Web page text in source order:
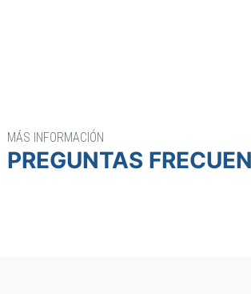
MÁS INFORMACIÓN
PREGUNTAS